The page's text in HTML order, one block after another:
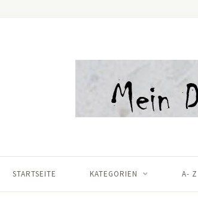
STARTSEITE KATEGORIEN A- Z